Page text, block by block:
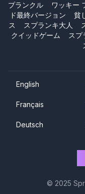
プランクル
ワッキー
ド最終バージョン
貧
ス
スプランキ大人
クイッドゲーム
スプ
English
Français
Deutsch
© 2025